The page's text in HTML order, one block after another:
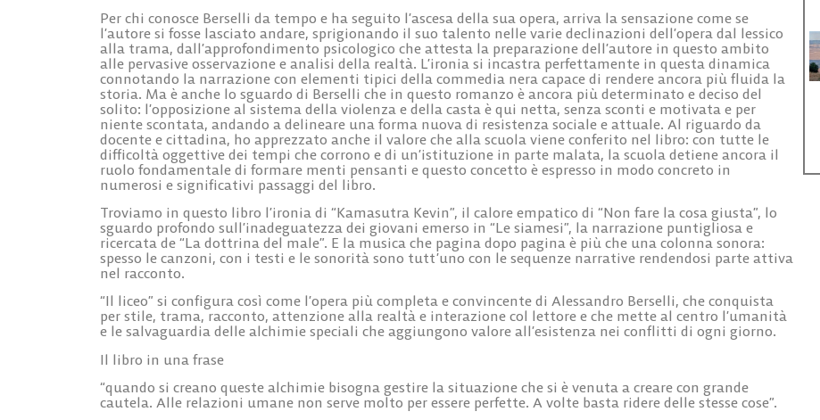
Per chi conosce Berselli da tempo e ha seguito l’ascesa della sua opera, arriva la sensazione come se
l’autore si fosse lasciato andare, sprigionando il suo talento nelle varie declinazioni dell’opera dal lessico
alla trama, dall’approfondimento psicologico che attesta la preparazione dell’autore in questo ambito
alle pervasive osservazione e analisi della realtà. L’ironia si incastra perfettamente in questa dinamica
connotando la narrazione con elementi tipici della commedia nera capace di rendere ancora più fluida la
storia. Ma è anche lo sguardo di Berselli che in questo romanzo è ancora più determinato e deciso del
solito: l’opposizione al sistema della violenza e della casta è qui netta, senza sconti e motivata e per
niente scontata, andando a delineare una forma nuova di resistenza sociale e attuale. Al riguardo da
docente e cittadina, ho apprezzato anche il valore che alla scuola viene conferito nel libro: con tutte le
difficoltà oggettive dei tempi che corrono e di un’istituzione in parte malata, la scuola detiene ancora il
ruolo fondamentale di formare menti pensanti e questo concetto è espresso in modo concreto in
numerosi e significativi passaggi del libro.
Troviamo in questo libro l’ironia di “Kamasutra Kevin”, il calore empatico di “Non fare la cosa giusta”, lo
sguardo profondo sull’inadeguatezza dei giovani emerso in “Le siamesi”, la narrazione puntigliosa e
ricercata de “La dottrina del male”. E la musica che pagina dopo pagina è più che una colonna sonora:
spesso le canzoni, con i testi e le sonorità sono tutt’uno con le sequenze narrative rendendosi parte attiva
nel racconto.
“Il liceo” si configura così come l’opera più completa e convincente di Alessandro Berselli, che conquista
per stile, trama, racconto, attenzione alla realtà e interazione col lettore e che mette al centro l’umanità
e le salvaguardia delle alchimie speciali che aggiungono valore all’esistenza nei conflitti di ogni giorno.
Il libro in una frase
“quando si creano queste alchimie bisogna gestire la situazione che si è venuta a creare con grande
cautela. Alle relazioni umane non serve molto per essere perfette. A volte basta ridere delle stesse cose”.